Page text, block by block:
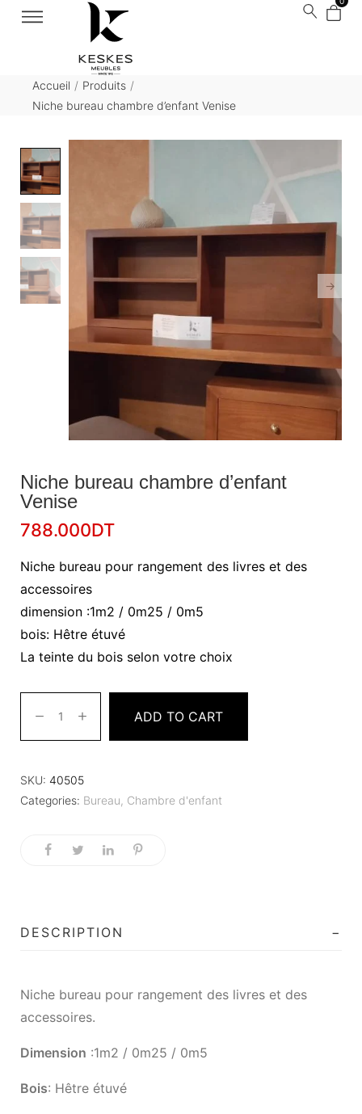
Accueil / Produits /
Niche bureau chambre d’enfant Venise
Niche bureau chambre d’enfant
Venise
788.000DT
Niche bureau pour rangement des livres et des
accessoires
dimension :1m2 / 0m25 / 0m5
bois: Hêtre étuvé
La teinte du bois selon votre choix
ADD TO CART
SKU: 40505
Categories: Bureau, Chambre d'enfant
DESCRIPTION
Niche bureau pour rangement des livres et des
accessoires.
Dimension :1m2 / 0m25 / 0m5
Bois: Hêtre étuvé